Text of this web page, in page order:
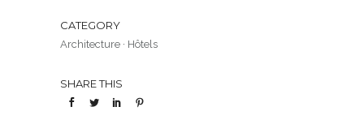
CATEGORY
Architecture · Hôtels
SHARE THIS